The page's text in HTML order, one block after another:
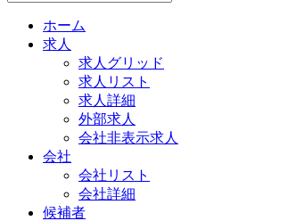
ホーム
求人
求人グリッド
求人リスト
求人詳細
外部求人
会社非表示求人
会社
会社リスト
会社詳細
候補者